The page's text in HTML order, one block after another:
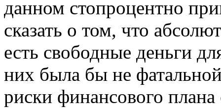
данном стопроцентно
сказать о том, что
есть свободные деньги
них была бы не
риски финансового